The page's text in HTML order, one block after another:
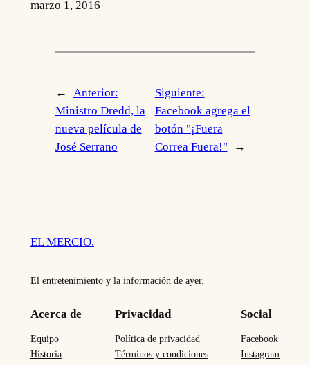
marzo 1, 2016
←
Anterior:
Ministro Dredd, la
nueva película de
José Serrano
Siguiente:
Facebook agrega el
botón "¡Fuera
Correa Fuera!"
→
EL MERCIO.
El entretenimiento y la información de ayer.
Acerca de
Equipo
Historia
Privacidad
Política de privacidad
Términos y condiciones
Social
Facebook
Instagram